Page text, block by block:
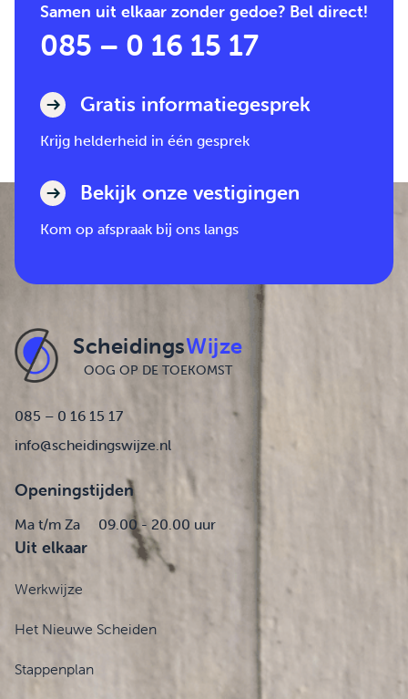
Samen uit elkaar zonder gedoe? Bel direct!
085 – 0 16 15 17
Gratis informatiegesprek
Krijg helderheid in één gesprek
Bekijk onze vestigingen
Kom op afspraak bij ons langs
ScheidingsWijze
OOG OP DE TOEKOMST
085 – 0 16 15 17
info@scheidingswijze.nl
Openingstijden
Ma t/m Za 09.00 - 20.00 uur
Uit elkaar
Werkwijze
Het Nieuwe Scheiden
Stappenplan